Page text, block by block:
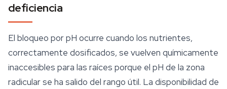
deficiencia
El bloqueo por pH ocurre cuando los nutrientes,
correctamente dosificados, se vuelven químicamente
inaccesibles para las raíces porque el pH de la zona
radicular se ha salido del rango útil. La disponibilidad de